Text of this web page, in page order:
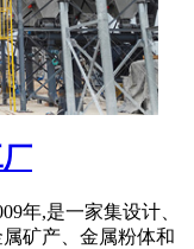
年,是一家集设计、
矿产、金属粉体和